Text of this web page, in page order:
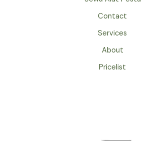
Contact
Services
About
Pricelist